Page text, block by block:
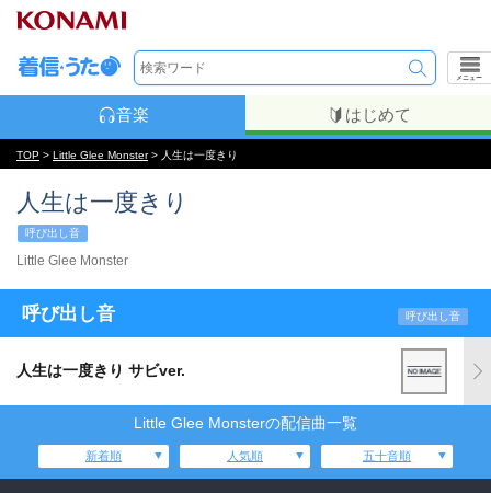
メニュー
音楽 はじめて
TOP > Little Glee Monster> 人生は一度きり
人生は一度きり
呼び出し音
Little Glee Monster
呼び出し音 呼び出し音
人生は一度きり サビver.
Little Glee Monsterの配信曲一覧
新着順 人気順 五十音順